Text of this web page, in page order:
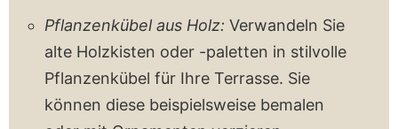
Pflanzenkübel aus Holz: Verwandeln Sie
alte Holzkisten oder -paletten in stilvolle
Pflanzenkübel für Ihre Terrasse. Sie
können diese beispielsweise bemalen